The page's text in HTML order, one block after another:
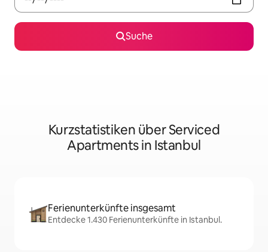
Suche
Kurzstatistiken über Serviced
Apartments in Istanbul
Ferienunterkünfte insgesamt
Entdecke 1.430 Ferienunterkünfte in Istanbul.